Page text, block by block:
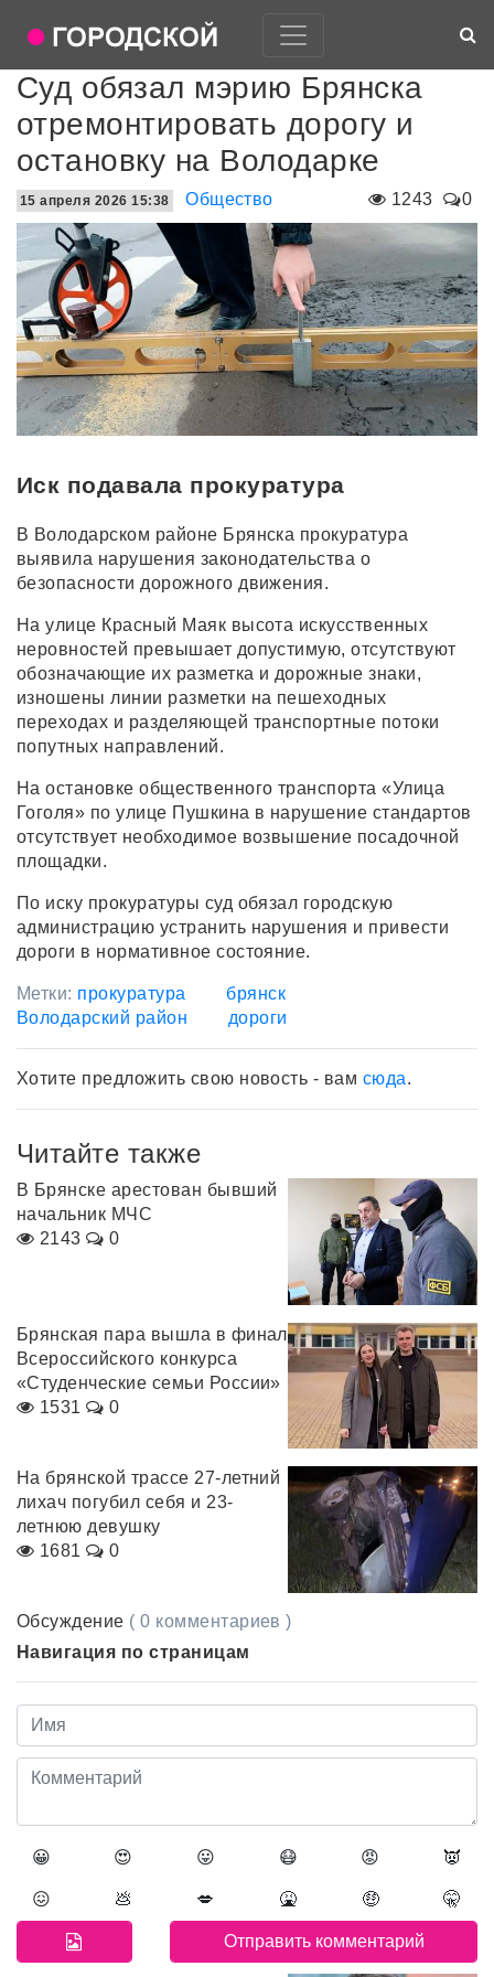
Суд обязал мэрию Брянска
отремонтировать дорогу и
остановку на Володарке
1243 0
15 апреля 2026 15:38 Общество
Иск подавала прокуратура
В Володарском районе Брянска прокуратура
выявила нарушения законодательства о
безопасности дорожного движения.
На улице Красный Маяк высота искусственных
неровностей превышает допустимую, отсутствуют
обозначающие их разметка и дорожные знаки,
изношены линии разметки на пешеходных
переходах и разделяющей транспортные потоки
попутных направлений.
На остановке общественного транспорта «Улица
Гоголя» по улице Пушкина в нарушение стандартов
отсутствует необходимое возвышение посадочной
площадки.
По иску прокуратуры суд обязал городскую
администрацию устранить нарушения и привести
дороги в нормативное состояние.
Метки: прокуратура
брянск
Володарский район
дороги
Хотите предложить свою новость - вам сюда.
Читайте также
В Брянске арестован бывший
начальник МЧС
2143
0
Брянская пара вышла в финал
Всероссийского конкурса
«Студенческие семьи России»
1531
0
На брянской трассе 27-летний
лихач погубил себя и 23-
летнюю девушку
1681
0
Обсуждение ( 0 комментариев )
Навигация по страницам
😀 😍 😛 😷 😡 👿
😖 💩 💋 🤮 🤑 🤫